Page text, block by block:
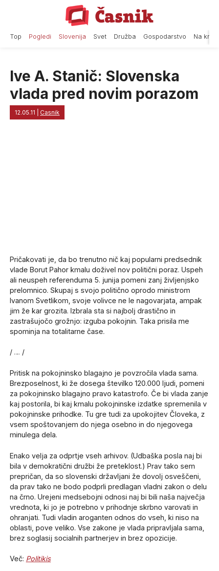
Top Pogledi Slovenija Svet Družba Gospodarstvo Na
Ive A. Stanič: Slovenska
vlada pred novim porazom
12.05.11 Casnik
Pričakovati je, da bo trenutno nič kaj popularni predsednik
vlade Borut Pahor kmalu doživel nov politični poraz. Uspeh
ali neuspeh referenduma 5. junija pomeni zanj življenjsko
prelomnico. Skupaj s svojo politično oprodo ministrom
Ivanom Svetlikom, svoje volivce ne le nagovarjata, ampak
jim že kar grozita. Izbrala sta si najbolj drastično in
zastrašujočo grožnjo: izguba pokojnin. Taka prisila me
spominja na totalitarne čase.
/ … /
Pritisk na pokojninsko blagajno je povzročila vlada sama.
Brezposelnost, ki že dosega številko 120.000 ljudi, pomeni
za pokojninsko blagajno pravo katastrofo. Če bi vlada zanje
kaj postorila, bi kaj kmalu pokojninske izdatke spremenila v
pokojninske prihodke. Tu gre tudi za upokojitev Človeka, z
vsem spoštovanjem do njega osebno in do njegovega
minulega dela.
Enako velja za odprtje vseh arhivov. (Udbaška posla naj bi
bila v demokratični družbi že preteklost.) Prav tako sem
prepričan, da so slovenski državljani že dovolj osveščeni,
da prav tako ne bodo podprli predlagan vladni zakon o delu
na črno. Urejeni medsebojni odnosi naj bi bili naša največja
vrednota, ki jo je potrebno v prihodnje skrbno varovati in
ohranjati. Tudi vladin aroganten odnos do vseh, ki niso na
oblasti, pove veliko. Vse zakone je vlada pripravljala sama,
brez soglasij socialnih partnerjev in brez opozicije.
Več: Politikis